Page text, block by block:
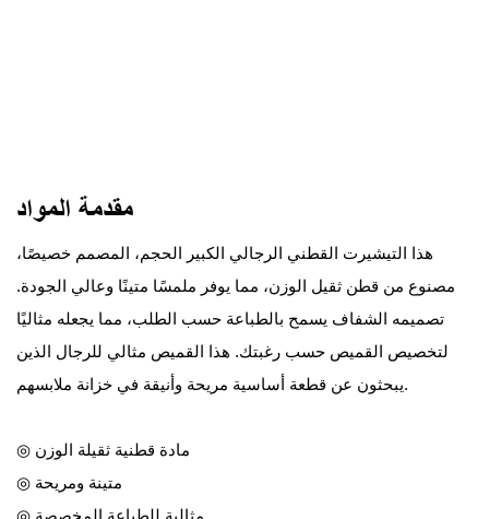
مقدمة المواد
هذا التيشيرت القطني الرجالي الكبير الحجم، المصمم خصيصًا،
مصنوع من قطن ثقيل الوزن، مما يوفر ملمسًا متينًا وعالي الجودة.
تصميمه الشفاف يسمح بالطباعة حسب الطلب، مما يجعله مثاليًا
لتخصيص القميص حسب رغبتك. هذا القميص مثالي للرجال الذين
يبحثون عن قطعة أساسية مريحة وأنيقة في خزانة ملابسهم.
◎ مادة قطنية ثقيلة الوزن
◎ متينة ومريحة
◎ مثالية للطباعة المخصصة